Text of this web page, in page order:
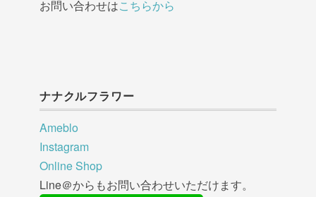
お問い合わせはこちらから
ナナクルフラワー
Ameblo
Instagram
Online Shop
Line＠からもお問い合わせいただけます。